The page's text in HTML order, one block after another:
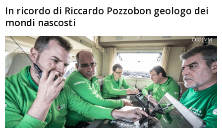
In ricordo di Riccardo Pozzobon geologo dei
mondi nascosti